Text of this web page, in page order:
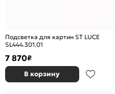
Подсветка для картин ST LUCE
SL444.301.01
7 870₽
В корзину